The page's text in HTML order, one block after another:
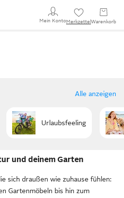
Mein KontoMerkzettel Warenkorb
Alle anzeigen
Urlaubsfeeling
und deinem Garten
sich draußen wie zuhause fühlen:
Gartenmöbeln bis hin zum